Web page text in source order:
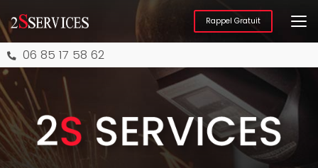
au
contenu
principal06 85 17 58 62
Rappel Gratuit